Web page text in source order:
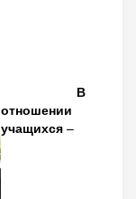
В
отношении
учащихся –